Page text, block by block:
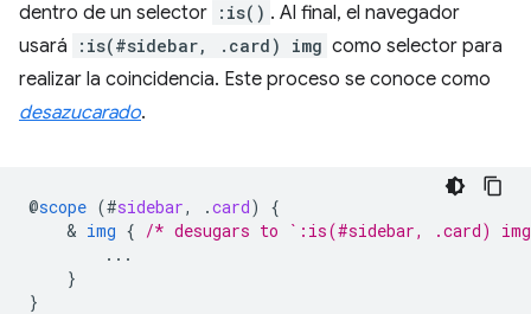
dentro de un selector :is() . Al final, el navegador
usará
:is(#sidebar, .card) img como selector para
realizar la coincidencia. Este proceso se conoce como
desazucarado.
@scope (#sidebar, .card)
{
    &
img { /* desugars to `:is(#sidebar, .card)
...
}
}